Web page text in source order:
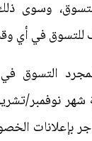
وسوى
للتسوق في أي
التسوق
شهر نوفمبر/
بإعلانات